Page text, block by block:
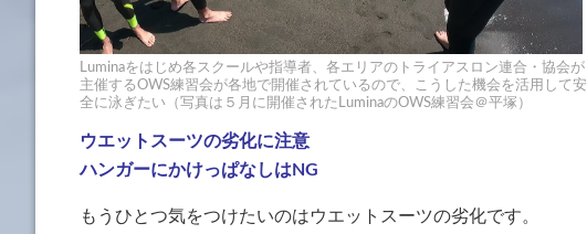
Luminaをはじめ各スクールや指導者、各エリアのトライアスロン連合・協会が
主催するOWS練習会が各地で開催されているので、こうした機会を活用して安
全に泳ぎたい（写真は５月に開催されたLuminaのOWS練習会＠平塚）
ウエットスーツの劣化に注意
ハンガーにかけっぱなしはNG
もうひとつ気をつけたいのはウエットスーツの劣化です。